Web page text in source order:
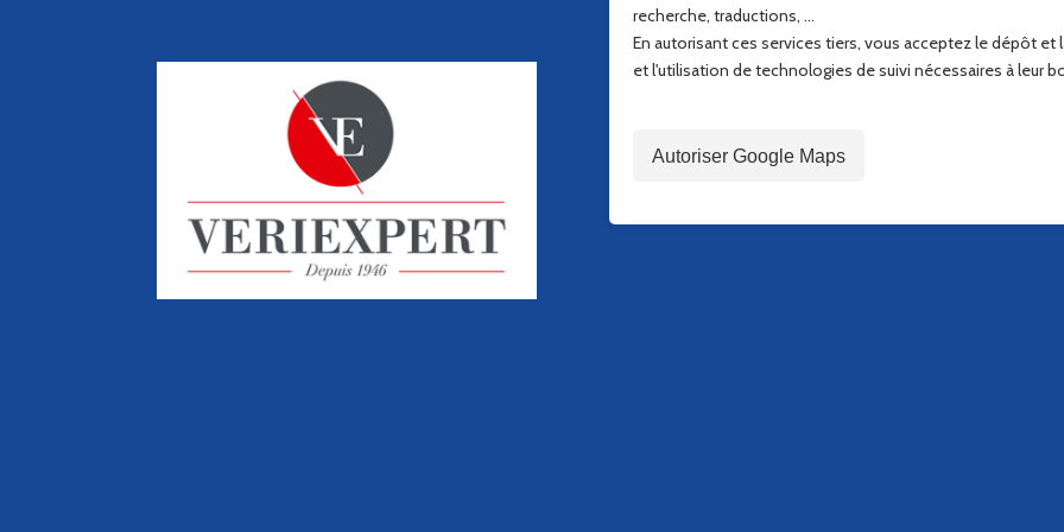
recherche, traductions, ...
En autorisant ces services tiers, vous acceptez le dépôt et
et l'utilisation de technologies de suivi nécessaires à leur
Autoriser Google Maps